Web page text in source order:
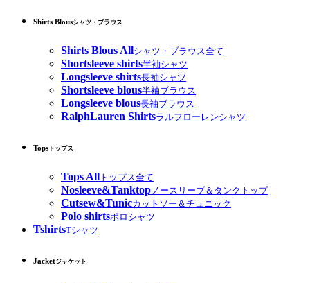
Shirts Blousシャツ・ブラウス
Shirts Blous Allシャツ・ブラウス全て
Shortsleeve shirts半袖シャツ
Longsleeve shirts長袖シャツ
Shortsleeve blous半袖ブラウス
Longsleeve blous長袖ブラウス
RalphLauren Shirtsラルフローレンシャツ
Tops トップス
Tops All トップス全て
Nosleeve&Tanktopノースリーブ＆タンクトップ
Cutsew&Tunicカットソー＆チュニック
Polo shirtsポロシャツ
TshirtsTシャツ
Jacketジャケット